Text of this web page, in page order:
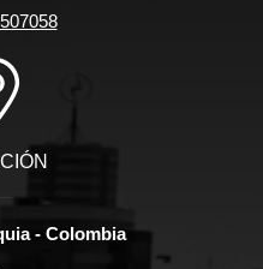
- Colombia